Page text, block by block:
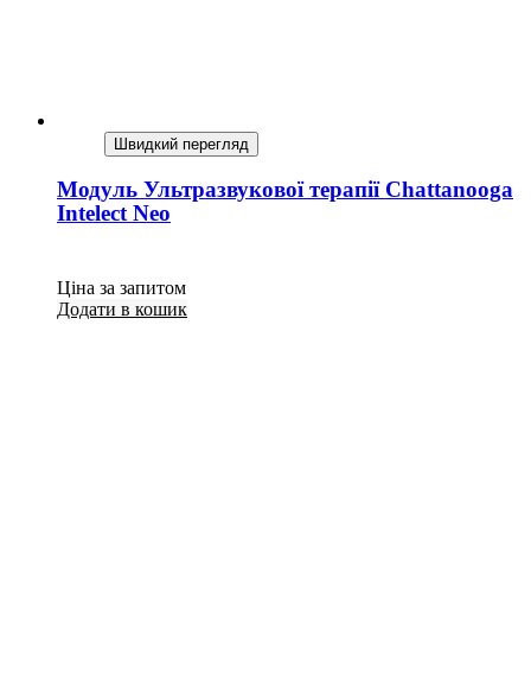
Швидкий перегляд
Модуль Ультразвукової терапії Chattanooga
Intelect Neo
Ціна за запитом
Додати в кошик